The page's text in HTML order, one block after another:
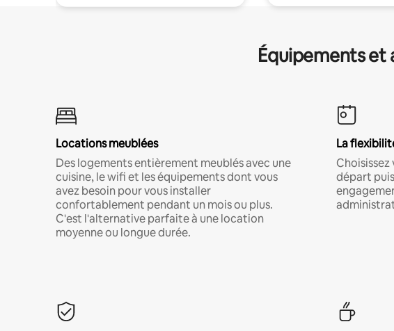
Équipements et
Locations meublées
Des logements entièrement meublés avec une
cuisine, le wifi et les équipements dont vous
avez besoin pour vous installer
confortablement pendant un mois ou plus.
C'est l'alternative parfaite à une location
moyenne ou longue durée.
La
départ